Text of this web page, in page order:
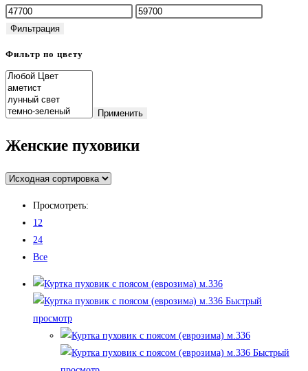
Минимальная
цена
Максимальная
Фильтрация
Фильтр по цвету
Применить
Женские пуховики
Просмотреть:
12
24
Все
Быстрый
просмотр
Быстрый